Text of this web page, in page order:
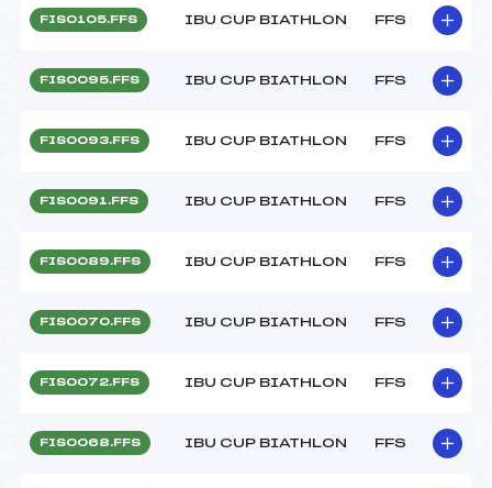
FIS0105.FFS IBU CUP BIATHLON FFS
FIS0095.FFS IBU CUP BIATHLON FFS
FIS0093.FFS IBU CUP BIATHLON FFS
FIS0091.FFS IBU CUP BIATHLON FFS
FIS0089.FFS IBU CUP BIATHLON FFS
FIS0070.FFS IBU CUP BIATHLON FFS
FIS0072.FFS IBU CUP BIATHLON FFS
FIS0068.FFS IBU CUP BIATHLON FFS